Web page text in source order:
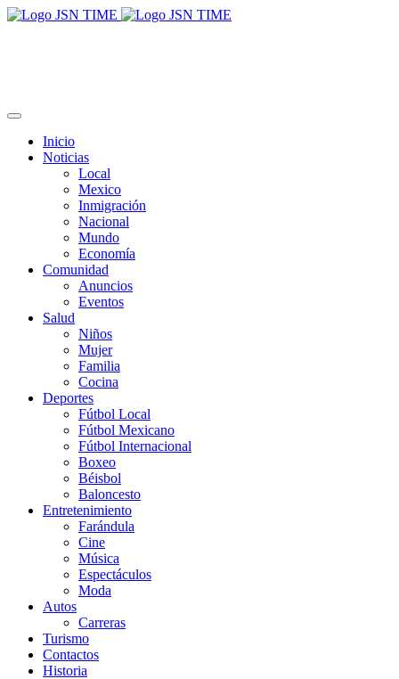
Inicio
Noticias
Local
Mexico
Inmigración
Nacional
Mundo
Economía
Comunidad
Anuncios
Eventos
Salud
Niños
Mujer
Familia
Cocina
Deportes
Fútbol Local
Fútbol Mexicano
Fútbol Internacional
Boxeo
Béisbol
Baloncesto
Entretenimiento
Farándula
Cine
Música
Espectáculos
Moda
Autos
Carreras
Turismo
Contactos
Historia